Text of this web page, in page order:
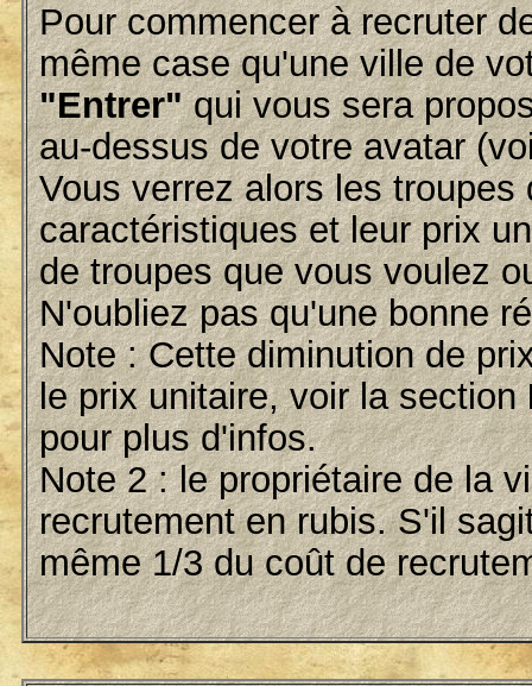
Pour commencer à recruter
même case qu'une ville de
"Entrer"qui vous sera
au-dessus de votre avatar
Vous verrez alors les
caractéristiques et leur prix
de troupes que vous voulez
N'oubliez pas qu'une bonne
Note : Cette diminution de
le prix unitaire, voir la section
pour plus d'infos.
Note 2 : le propriétaire de la
recrutement en rubis. S'il
même 1/3 du coût de